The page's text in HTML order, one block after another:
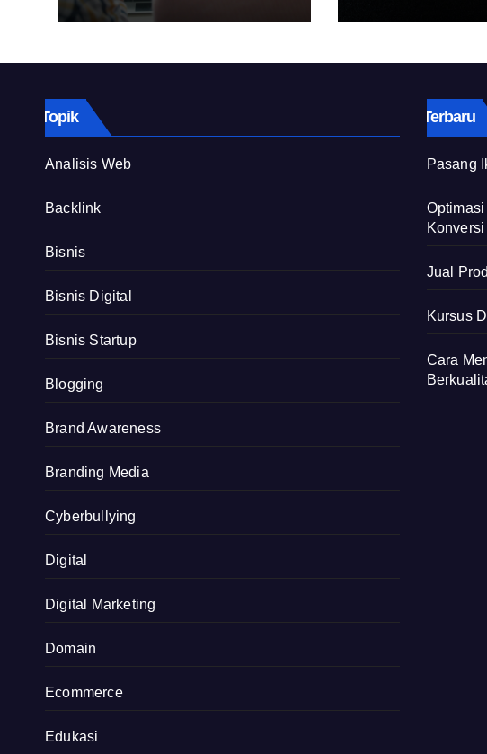
Topik
Analisis Web
Backlink
Bisnis
Bisnis Digital
Bisnis Startup
Blogging
Brand Awareness
Branding Media
Cyberbullying
Digital
Digital Marketing
Domain
Ecommerce
Edukasi
Terbaru
Pasang
Konversi
Jual
Kursus
Cara